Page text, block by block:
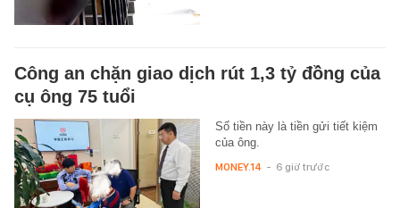
Công an chặn giao dịch rút 1,3 tỷ đồng của
cụ ông 75 tuổi
Số tiền này là tiền gửi tiết kiệm
của ông.
MONEY.14 - 6 giờ trước